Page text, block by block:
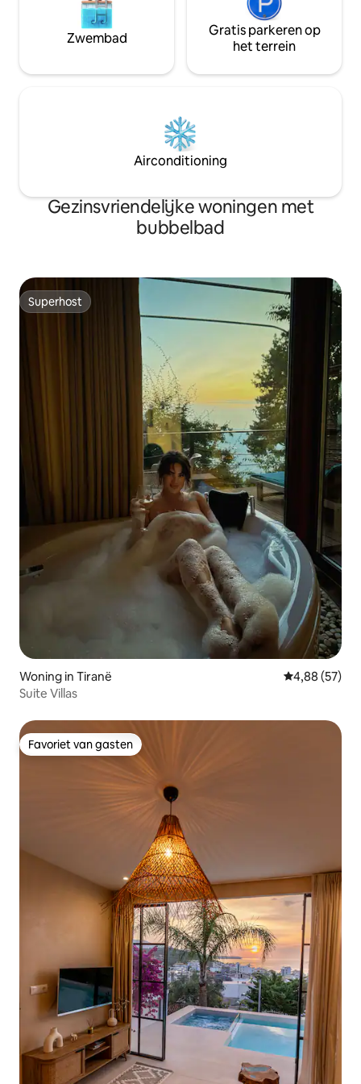
Zwembad
Gratis parkeren op
het terrein
Airconditioning
Gezinsvriendelijke woningen met
bubbelbad
Superhost
Superhost
Woning in Tiranë Gemiddelde
4,88 (57)
Suite Villas
Favoriet van gasten
Favoriet van gasten